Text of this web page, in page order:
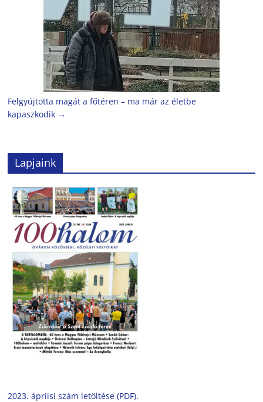
Felgyújtotta magát a főtéren – ma már az életbe
kapaszkodik →
Lapjaink
2023. ápriisi szám letöltése (PDF).